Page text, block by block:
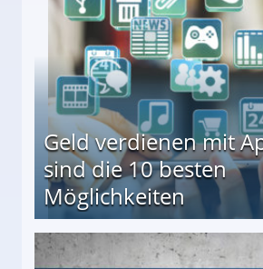
Geld verdienen mit
sind die 10 besten
Möglichkeiten
besten Möglichkeiten